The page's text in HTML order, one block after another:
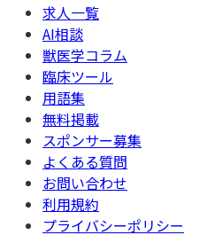
求人一覧
AI相談
獣医学コラム
臨床ツール
用語集
無料掲載
スポンサー募集
よくある質問
お問い合わせ
利用規約
プライバシーポリシー